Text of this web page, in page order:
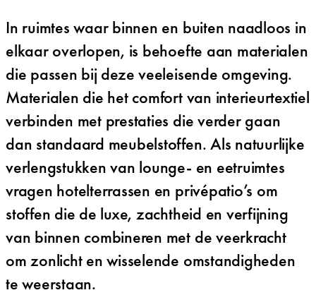
In ruimtes waar binnen en buiten naadloos in
elkaar overlopen, is behoefte aan materialen
die passen bij deze veeleisende omgeving.
Materialen die het comfort van interieurtextiel
verbinden met prestaties die verder gaan
dan standaard meubelstoffen. Als natuurlijke
verlengstukken van lounge- en eetruimtes
vragen hotelterrassen en privépatio’s om
stoffen die de luxe, zachtheid en verfijning
van binnen combineren met de veerkracht
om zonlicht en wisselende omstandigheden
te weerstaan.